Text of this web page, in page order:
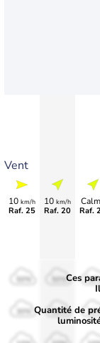
Vent
10 km/h
Raf. 25
10 km/h
Raf. 20 Raf.
50%
30%
50%
30%
Ces
Quantité de